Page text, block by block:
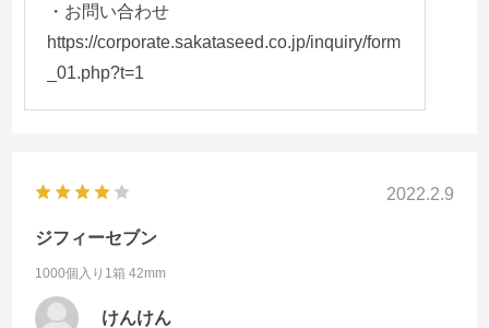
・お問い合わせ
https://corporate.sakataseed.co.jp/inquiry/form
_01.php?t=1
2022.2.9
ジフィーセブン
1000個入り1箱 42mm
けんけん